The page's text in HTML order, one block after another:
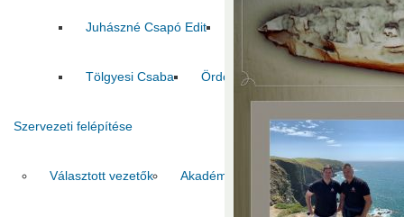
Juhászné Csapó Edit Tóth Szilvia Tombácz
Tölgyesi Csaba Ördöghné Kolbert Zsuzsanna
Szervezeti felépítése
Választott vezetők Akadémikusok Nem akadémikus